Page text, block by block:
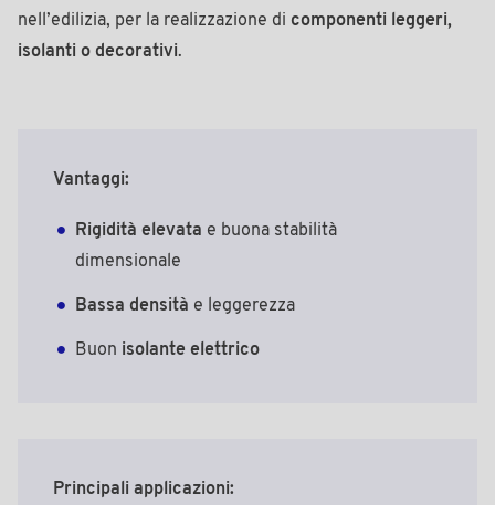
nell’edilizia, per la realizzazione di componenti leggeri,
isolanti o decorativi.
Vantaggi:
Rigidità elevata e buona stabilità
dimensionale
Bassa densità e leggerezza
Buon isolante elettrico
Principali applicazioni: